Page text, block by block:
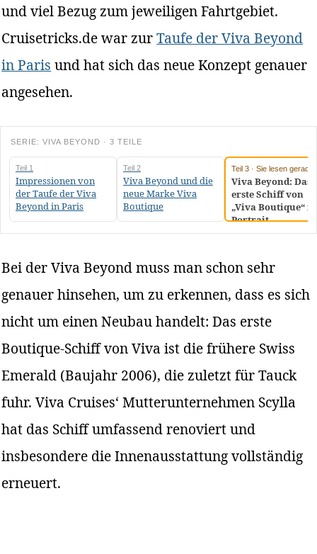
und viel Bezug zum jeweiligen Fahrtgebiet.
Cruisetricks.de war zurTaufe der Viva Beyond
in Paris und hat sich das neue Konzept genauer
angesehen.
SERIE: VIVA BEYOND · 3 TEILE
Teil 1
Impressionen von
der Taufe der Viva
Beyond in Paris
Teil 2
Viva Beyond und die
neue Marke Viva
Boutique
Teil 3 · Sie lesen gerade
Viva Beyond: Das
erste Schiff von
„Viva Boutique“
Portrait
Bei der Viva Beyond muss man schon sehr
genauer hinsehen, um zu erkennen, dass es sich
nicht um einen Neubau handelt: Das erste
Boutique-Schiff von Viva ist die frühere Swiss
Emerald (Baujahr 2006), die zuletzt für Tauck
fuhr. Viva Cruises‘ Mutterunternehmen Scylla
hat das Schiff umfassend renoviert und
insbesondere die Innenausstattung vollständig
erneuert.